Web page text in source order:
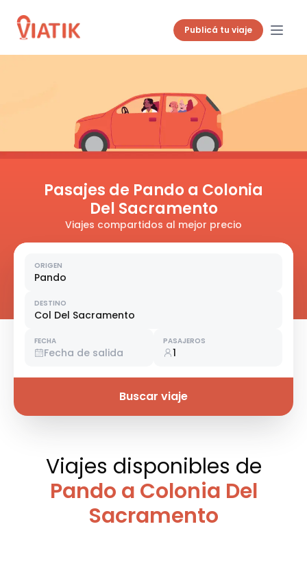
Publicá tu viaje
Pasajes de Pando a Colonia
Del Sacramento
Viajes compartidos al mejor precio
ORIGEN
Pando
DESTINO
Col Del Sacramento
FECHA
Fecha de salida
PASAJEROS
1
Buscar viaje
Viajes disponibles de
Pando a Colonia Del
Sacramento